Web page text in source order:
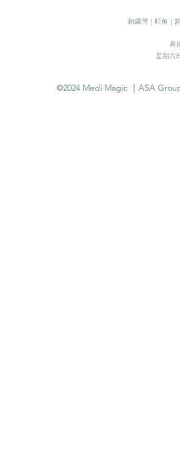
銅鑼灣｜旺角｜
星
星期六
©2024 Medi Magic ｜ASA